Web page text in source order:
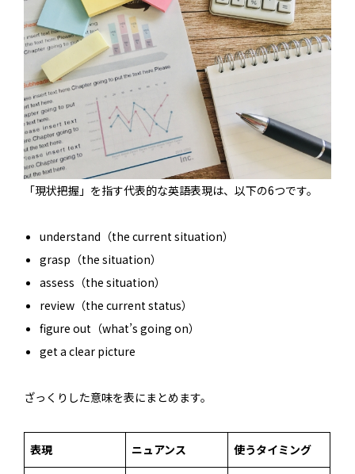
「現状把握」を指す代表的な英語表現は、以下の6つです。
understand（the current situation）
grasp（the situation）
assess（the situation）
review（the current status）
figure out（what’s going on）
get a clear picture
ざっくりした意味を表にまとめます。
表現 ニュアンス 使うタイミング